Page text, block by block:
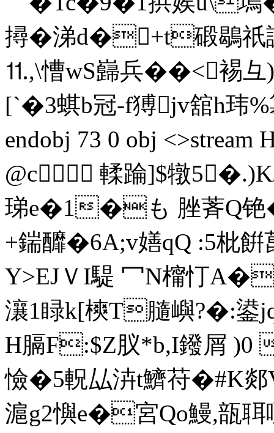
撏�涕d�+t碫鶡祇
⒒,\慒wS巋兵��<裼
[`�3蜞b冠-f猼jv舘h玮 %
endobj 73 0 obj
@c 輮踚]$犜
珶e�1�も 脞萕Q
+鍴釄�6A;v嫸qQ :5枇餠
Y>EJＶI騠 冖N橣忊
瀼1睩k[樉T膸嶼?�:鍙
H膈F:$Z肞*b,I鏺屑
憸�5軦厸泋t鱭苻�#K郯
滬g2懙e�宮Qo鰻,瓿